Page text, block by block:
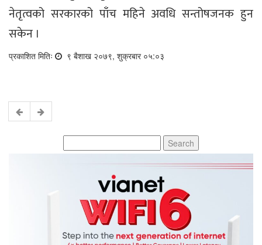
नेतृत्वको सरकारको पाँच महिने अवधि सन्तोषजनक हुन
सकेन ।
प्रकाशित मितिः ९ बैशाख २०७९, शुक्रबार ०५:०३
for: